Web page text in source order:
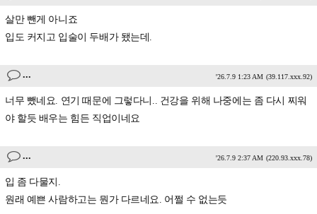
살만 뺀게 아니죠
입도 커지고 입술이 두배가 됐는데.
... '26.7.9 1:23 AM (39.117.xxx.92)
너무 뺐네요. 연기 때문에 그렇다니.. 건강을 위해 나중에는 좀 다시 찌워
야 할듯 배우는 힘든 직업이네요
... '26.7.9 2:37 AM (220.93.xxx.78)
입 좀 다물지.
원래 예쁜 사람하고는 뭔가 다르네요. 어쩔 수 없는듯